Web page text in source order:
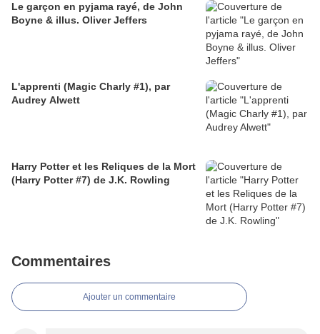
Le garçon en pyjama rayé, de John
Boyne & illus. Oliver Jeffers
L'apprenti (Magic Charly #1), par
Audrey Alwett
Harry Potter et les Reliques de la Mort
(Harry Potter #7) de J.K. Rowling
Commentaires
Ajouter un commentaire